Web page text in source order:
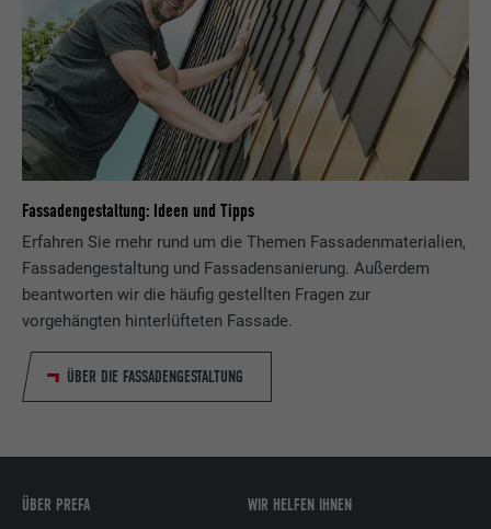
Fassadengestaltung: Ideen und Tipps
Erfahren Sie mehr rund um die Themen Fassadenmaterialien,
Fassadengestaltung und Fassadensanierung. Außerdem
beantworten wir die häufig gestellten Fragen zur
vorgehängten hinterlüfteten Fassade.
ÜBER DIE FASSADENGESTALTUNG
ÜBER PREFA WIR HELFEN IHNEN